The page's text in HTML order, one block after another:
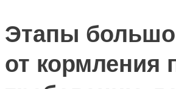
Этапы
от кормления